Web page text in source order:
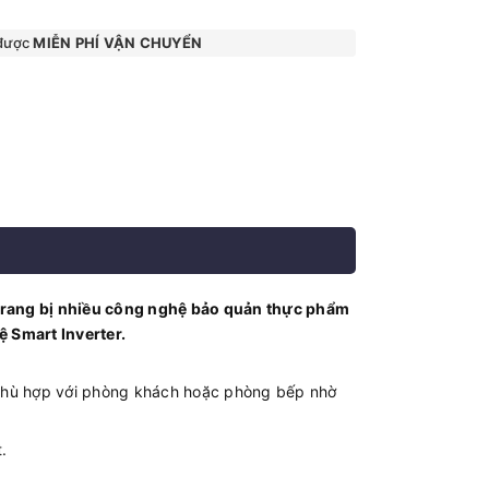
MIỄN PHÍ VẬN CHUYỂN
bị nhiều công nghệ bảo quản thực phẩm
Smart Inverter.
hợp với phòng khách hoặc phòng bếp nhờ